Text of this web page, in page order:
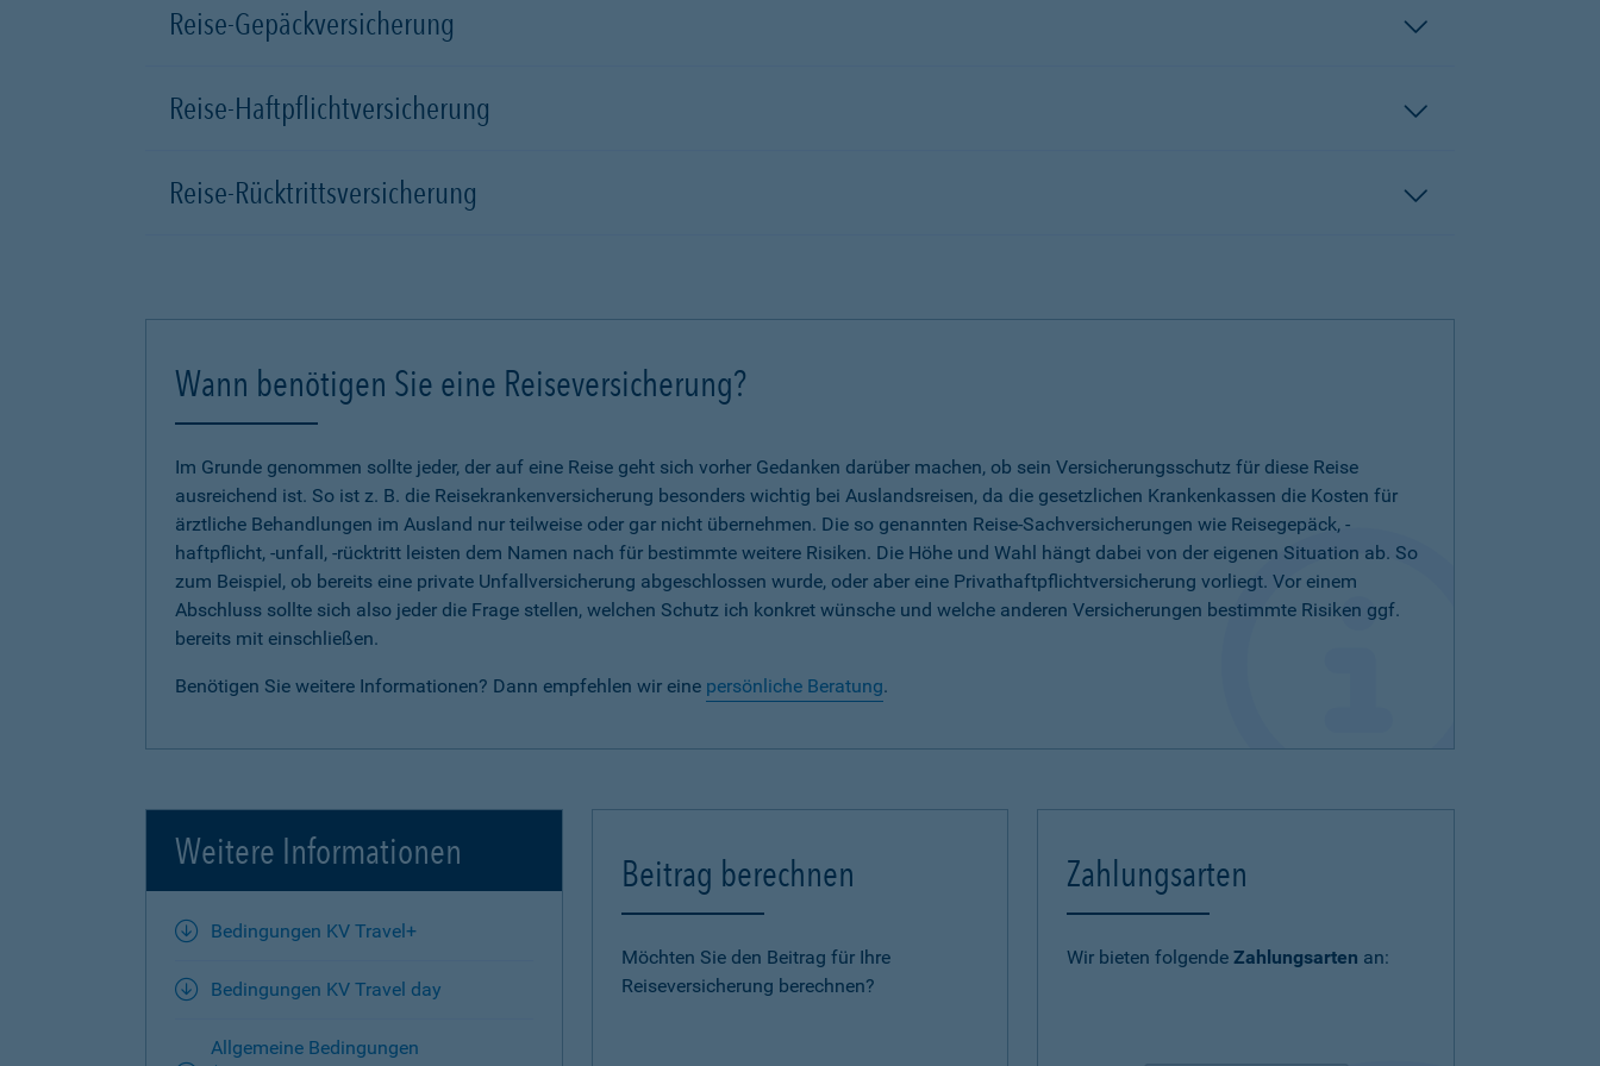
Reise-Gepäckversicherung
Reise-Haftpflichtversicherung
Reise-Rücktrittsversicherung
Wann benötigen Sie eine Reiseversicherung?
Im Grunde genommen sollte jeder, der auf eine Reise geht sich vorher Gedanken darüber machen, ob sein Versicherungsschutz für diese Reise
ausreichend ist. So ist z. B. die Reisekrankenversicherung besonders wichtig bei Auslandsreisen, da die gesetzlichen Krankenkassen die Kosten für
ärztliche Behandlungen im Ausland nur teilweise oder gar nicht übernehmen. Die so genannten Reise-Sachversicherungen wie Reisegepäck, -
haftpflicht, -unfall, -rücktritt leisten dem Namen nach für bestimmte weitere Risiken. Die Höhe und Wahl hängt dabei von der eigenen Situation ab. So
zum Beispiel, ob bereits eine private Unfallversicherung abgeschlossen wurde, oder aber eine Privathaftpflichtversicherung vorliegt. Vor einem
Abschluss sollte sich also jeder die Frage stellen, welchen Schutz ich konkret wünsche und welche anderen Versicherungen bestimmte Risiken ggf.
bereits mit einschließen.
Benötigen Sie weitere Informationen? Dann empfehlen wir eine persönliche Beratung.
Weitere Informationen
Bedingungen KV Travel+
Bedingungen KV Travel day
Allgemeine Bedingungen
Beitrag berechnen
Möchten Sie den Beitrag für Ihre
Reiseversicherung berechnen?
Zahlungsarten
Wir bieten folgendeZahlungsarten an: